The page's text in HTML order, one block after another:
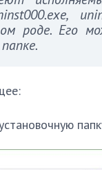
роде. Его